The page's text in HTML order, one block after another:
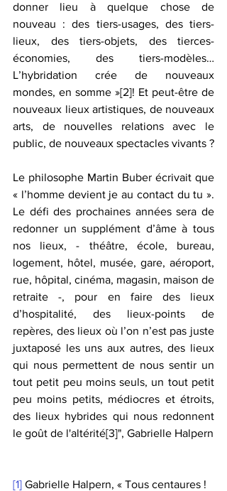
donner lieu à quelque chose de
nouveau : des tiers-usages, des tiers-
lieux, des tiers-objets, des tierces-
économies, des tiers-modèles…
L’hybridation crée de nouveaux
mondes, en somme »[2]! Et peut-être de
nouveaux lieux artistiques, de nouveaux
arts, de nouvelles relations avec le
Le philosophe Martin Buber écrivait que
« l’homme devient je au contact du tu ».
Le défi des prochaines années sera de
redonner un supplément d’âme à tous
nos lieux, - théâtre, école, bureau,
logement, hôtel, musée, gare, aéroport,
rue, hôpital, cinéma, magasin, maison de
retraite -, pour en faire des lieux
d’hospitalité, des lieux-points de
repères, des lieux où l’on n’est pas juste
juxtaposé les uns aux autres, des lieux
qui nous permettent de nous sentir un
tout petit peu moins seuls, un tout petit
peu moins petits, médiocres et étroits,
des lieux hybrides qui nous redonnent
le goût de l'altérité[3]", Gabrielle Halpern
[1] Gabrielle Halpern, « Tous centaures !